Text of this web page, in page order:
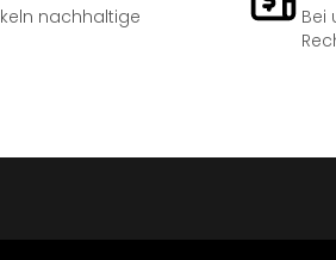
nachhaltige
Bei